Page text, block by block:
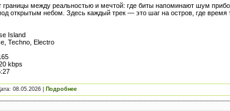
границы между реальностью и мечтой: где биты напоминают шум
открытым небом. Здесь каждый трек — это шаг на остров, где время
Island
Techno, Electro
kbps
08.05.2026 Подробнее